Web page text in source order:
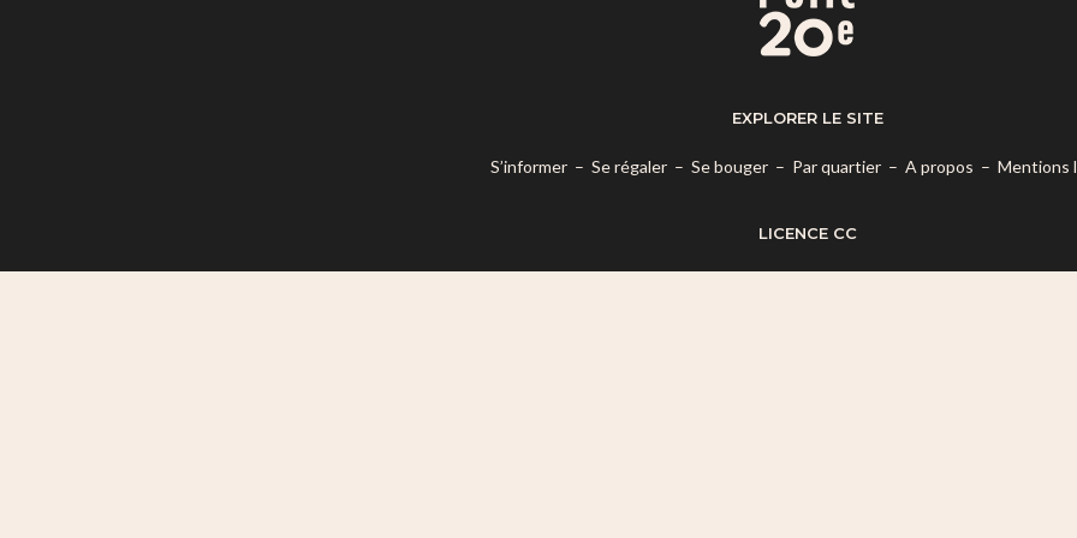
EXPLORER LE SITE
S’informer– Se régaler– Se bouger– Par quartier– A propos – Mentions
LICENCE CC